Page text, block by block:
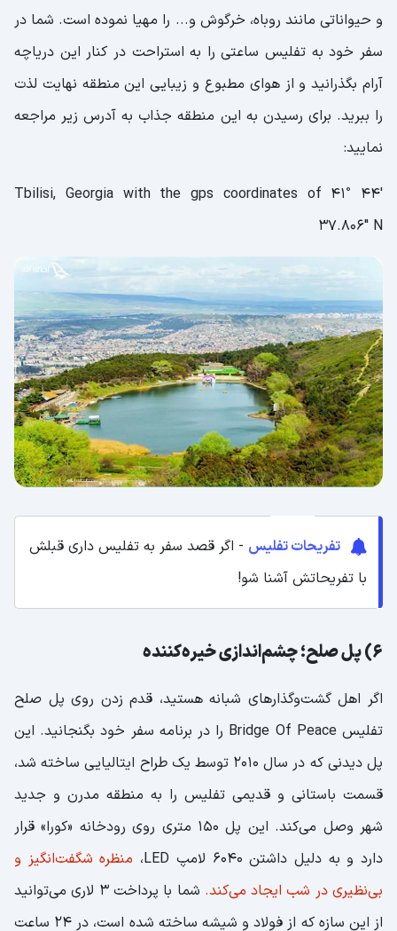
و حیواناتی مانند روباه، خرگوش و... را مهیا نموده است. شما در
سفر خود به تفلیس ساعتی را به استراحت در کنار این دریاچه
آرام بگذرانید و از هوای مطبوع و زیبایی این منطقه نهایت لذت
را ببرید. برای رسیدن به این منطقه جذاب به آدرس زیر مراجعه
نمایید:
Tbilisi, Georgia with the gps coordinates of 41° 44'
37.806" N
تفریحات تفلیس - اگر قصد سفر به تفلیس داری قبلش
با تفریحاتش آشنا شو!
6) پل صلح؛ چشم‌اندازی خیره‌کننده
اگر اهل گشت‌وگذارهای شبانه هستید، قدم زدن روی پل صلح
تفلیس Bridge Of Peace را در برنامه سفر خود بگنجانید. این
پل دیدنی که در سال 2010 توسط یک طراح ایتالیایی ساخته شد،
قسمت باستانی و قدیمی تفلیس را به منطقه مدرن و جدید
شهر وصل می‌کند. این پل 150 متری روی رودخانه «کورا» قرار
دارد و به دلیل داشتن 6040 لامپ LED،
منظره شگفت‌انگیز و
بی‌نظیری در شب ایجاد می‌کند.
شما با پرداخت 3 لاری می‌توانید
از این سازه که از فولاد و شیشه ساخته شده است، در 24 ساعت